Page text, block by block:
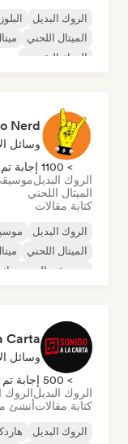
الروك البديل البلوز
الميتال اللحني
الروك التقدمي
Nerd
وسائل
> 1100 إجابة تم تقديمها
الروك البديل
الميتال اللحني
كتابة مقالات
الروك البديل
الميتال اللحني
موسيقى البوب روك
Carta
وسائل
> 500 إجابة تم تقديمها
الروك البديلالروك
كتابة مقالاتأنشئ
الروك البديل